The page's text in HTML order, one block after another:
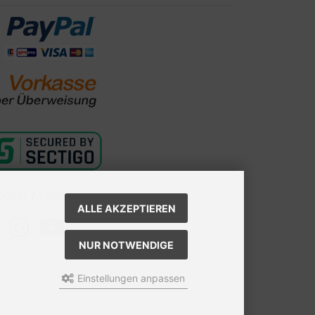
Media
ALLE AKZEPTIEREN
NUR NOTWENDIGE
Einstellungen anpassen